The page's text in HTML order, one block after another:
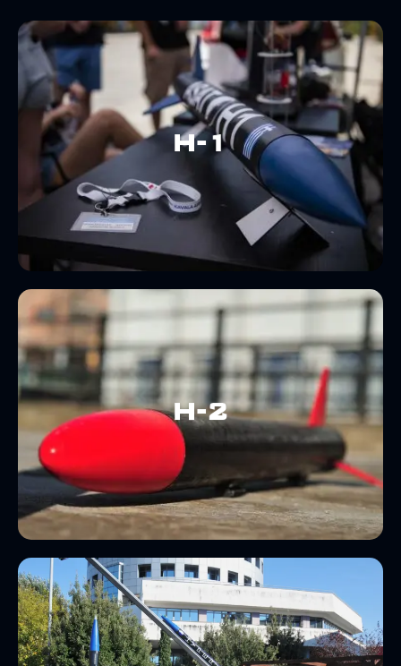
H-1
Our First Rocket:
Length: 126 cm
Diameter: 10.1 cm
Lift-off Mass: 2.472 kg
Max Thrust: 145.2 N
Target Alt.: 90 m
Max Velocity: 37.5 m/s
H-2
Second Rocket – H1
Optimization
Length: 75 cm
Diameter: 6.4 cm
Lift-off Mass: 1.078 kg
Max Thrust: 145.2 N
Target Alt.: 400 m
Max Velocity: 102 m/s
Max Thrust: 2300 N
Altitude: 10000 ft.
Max Velocity: 339 m/s